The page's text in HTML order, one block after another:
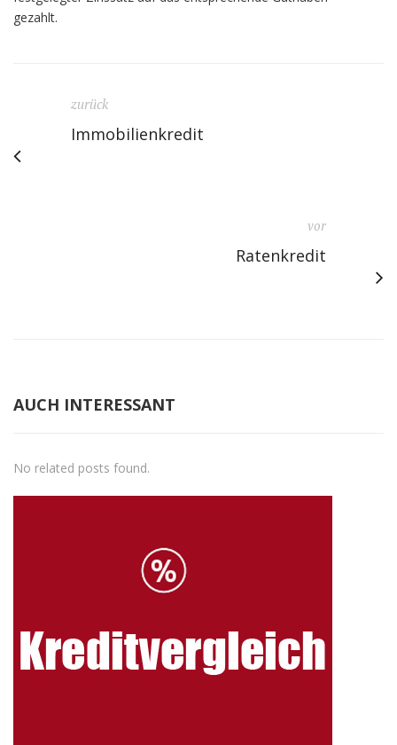
gezahlt.
zurück
Immobilienkredit
vor
Ratenkredit
AUCH INTERESSANT
No related posts found.